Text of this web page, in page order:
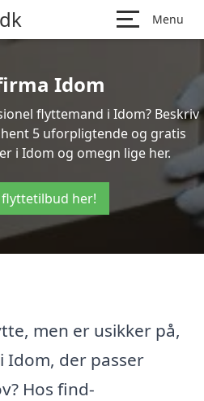
Menu
Idom
flyttemand i Idom? Beskriv
5 uforpligtende og gratis
i Idom og omegn lige her.
her!
men er usikker på,
der passer
Hos find-